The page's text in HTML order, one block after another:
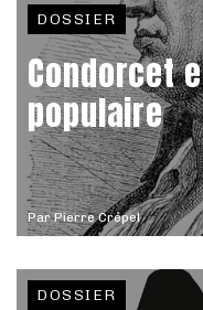
ParPierre Crépel
DOSSIER
Condorcet
populaire
DOSSIER